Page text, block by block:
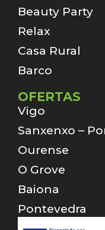
Beauty Party
Relax
Casa Rural
Barco
OFERTAS
Vigo
Sanxenxo –
Ourense
O Grove
Baiona
Pontevedra